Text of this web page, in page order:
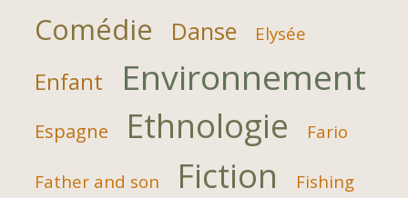
Comédie Danse Elysée
Enfant Environnement
Espagne Ethnologie Fario
Father and son Fiction
Fishing